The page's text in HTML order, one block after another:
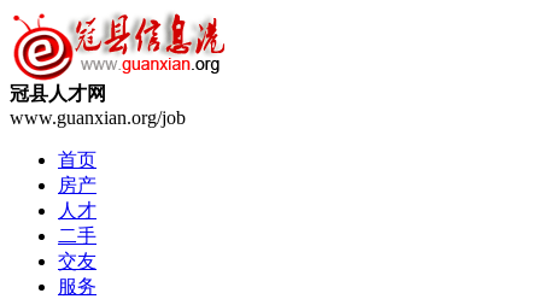
冠县人才网
www.guanxian.org/job
首页
房产
人才
二手
交友
服务